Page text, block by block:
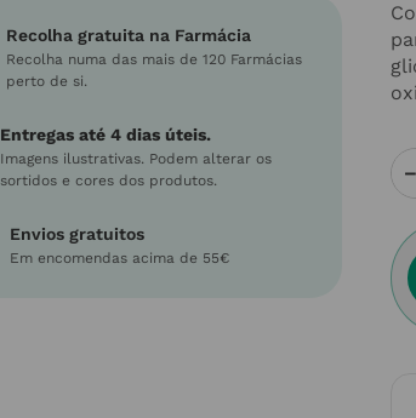
Recolha gratuita na Farmácia
Recolha numa das mais de 120 Farmácias
perto de si.
Entregas até 4 dias úteis.
Imagens ilustrativas. Podem alterar os
sortidos e cores dos produtos.
Envios gratuitos
Em encomendas acima de 55€
－